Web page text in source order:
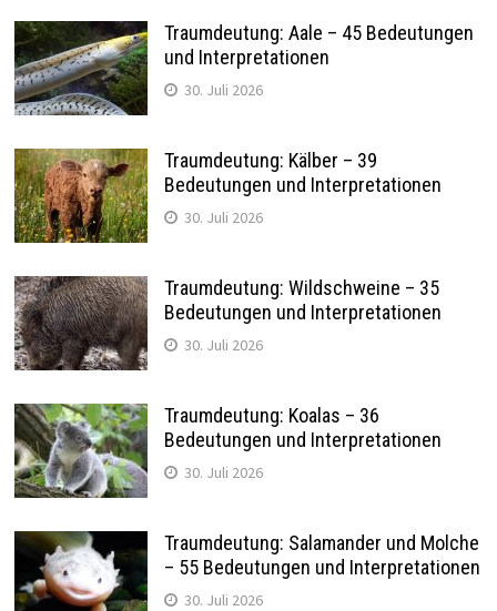
Traumdeutung: Aale – 45 Bedeutungen
und Interpretationen
30. Juli 2026
Traumdeutung: Kälber – 39
Bedeutungen und Interpretationen
30. Juli 2026
Traumdeutung: Wildschweine – 35
Bedeutungen und Interpretationen
30. Juli 2026
Traumdeutung: Koalas – 36
Bedeutungen und Interpretationen
30. Juli 2026
Traumdeutung: Salamander und Molche
– 55 Bedeutungen und Interpretationen
30. Juli 2026